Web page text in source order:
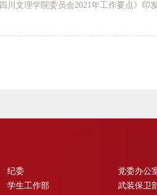
川文理学院委员会2021年工作要点》印
纪委
党委办公
学生工作部
武装保卫